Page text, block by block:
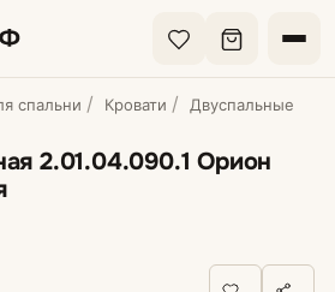
спальни Кровати Двуспальные
2.01.04.090.1 Орион